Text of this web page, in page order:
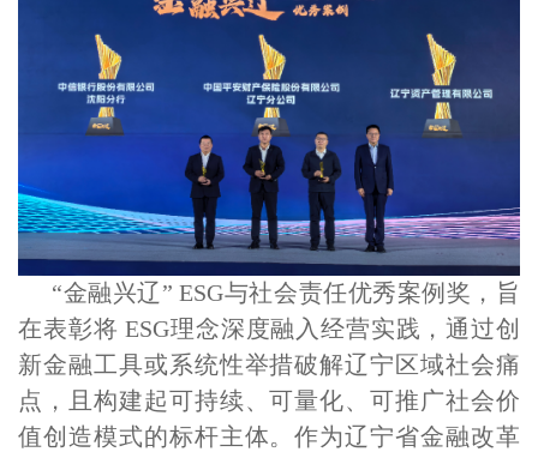
“金融兴辽” ESG与社会责任优秀案例奖，旨
在表彰将 ESG理念深度融入经营实践，通过创
新金融工具或系统性举措破解辽宁区域社会痛
点，且构建起可持续、可量化、可推广社会价
值创造模式的标杆主体。作为辽宁省金融改革